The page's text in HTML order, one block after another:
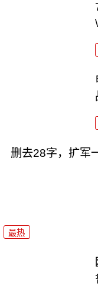
删去28字，扩军
最热